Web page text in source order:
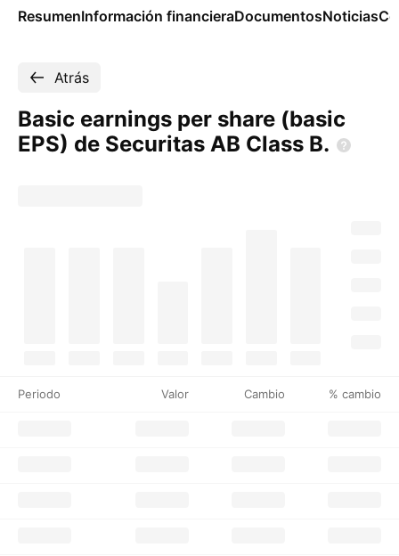
ResumenInformación financieraDocumentosNoticias
Atrás
Basic earnings per share (basic
EPS) de Securitas AB Class B.
Periodo Valor Cambio % cambio